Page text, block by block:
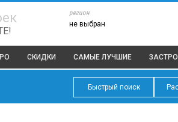
регион
не выбран
СКИДКИ САМЫЕ ЛУЧШИЕ
Быстрый поиск